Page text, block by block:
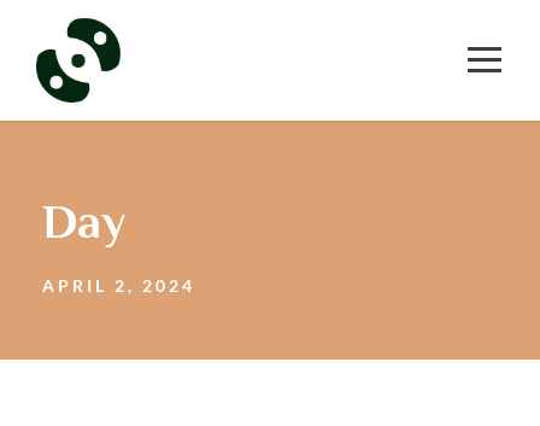
Day
APRIL 2, 2024